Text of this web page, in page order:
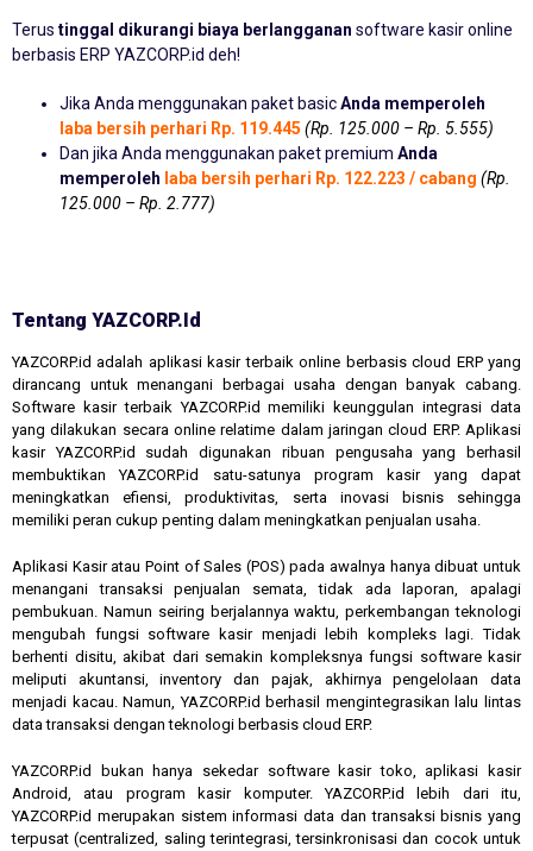
Terus tinggal dikurangi biaya berlangganan software kasir online
berbasis ERP YAZCORP.id deh!
Jika Anda menggunakan paket basicAnda memperoleh
laba bersih perhari Rp. 119.445 (Rp. 125.000 – Rp. 5.555)
Dan jika Anda menggunakan paket premium Anda
memperoleh laba bersih perhari Rp. 122.223 / cabang (Rp.
125.000 – Rp. 2.777)
Tentang YAZCORP.id
YAZCORP.id adalah aplikasi kasir terbaik online berbasis cloud ERP yang
dirancang untuk menangani berbagai usaha dengan banyak cabang.
Software kasir terbaik YAZCORP.id memiliki keunggulan integrasi data
yang dilakukan secara online relatime dalam jaringan cloud ERP. Aplikasi
kasir YAZCORP.id sudah digunakan ribuan pengusaha yang berhasil
membuktikan YAZCORP.id satu-satunya program kasir yang dapat
meningkatkan efiensi, produktivitas, serta inovasi bisnis sehingga
memiliki peran cukup penting dalam meningkatkan penjualan usaha.
Aplikasi Kasir atau Point of Sales (POS) pada awalnya hanya dibuat untuk
menangani transaksi penjualan semata, tidak ada laporan, apalagi
pembukuan. Namun seiring berjalannya waktu, perkembangan teknologi
mengubah fungsi software kasir menjadi lebih kompleks lagi. Tidak
berhenti disitu, akibat dari semakin kompleksnya fungsi software kasir
meliputi akuntansi, inventory dan pajak, akhirnya pengelolaan data
menjadi kacau. Namun, YAZCORP.id berhasil mengintegrasikan lalu lintas
data transaksi dengan teknologi berbasis cloud ERP.
YAZCORP.id bukan hanya sekedar software kasir toko, aplikasi kasir
Android, atau program kasir komputer. YAZCORP.id lebih dari itu,
YAZCORP.id merupakan sistem informasi data dan transaksi bisnis yang
terpusat (centralized, saling terintegrasi, tersinkronisasi dan cocok untuk